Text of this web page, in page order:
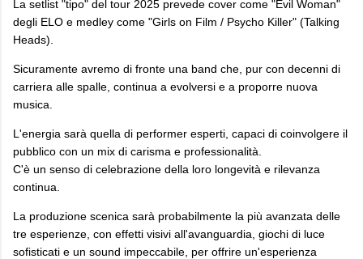
La setlist "tipo" del tour 2025 prevede cover come "Evil Woman"
degli ELO e medley come "Girls on Film / Psycho Killer" (Talking
Heads).
Sicuramente avremo di fronte una band che, pur con decenni di
carriera alle spalle, continua a evolversi e a proporre nuova
musica.
L'energia sarà quella di performer esperti, capaci di coinvolgere il
pubblico con un mix di carisma e professionalità.
C'è un senso di celebrazione della loro longevità e rilevanza
continua.
La produzione scenica sarà probabilmente la più avanzata delle
tre esperienze, con effetti visivi all'avanguardia, giochi di luce
sofisticati e un sound impeccabile, per offrire un'esperienza